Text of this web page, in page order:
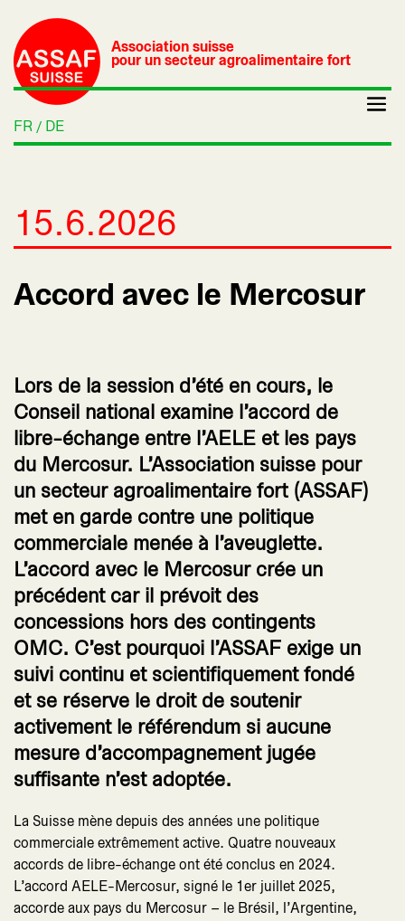
FR DE
Association suisse
pour un secteur agroalimentaire fort
15.6.2026
Accord avec le Mercosur
Lors de la session d’été en cours, le
Conseil national examine l’accord de
libre-échange entre l’AELE et les pays
du Mercosur. L’Association suisse pour
un secteur agroalimentaire fort (ASSAF)
met en garde contre une politique
commerciale menée à l’aveuglette.
L’accord avec le Mercosur crée un
précédent car il prévoit des
concessions hors des contingents
OMC. C’est pourquoi l’ASSAF exige un
suivi continu et scientifiquement fondé
et se réserve le droit de soutenir
activement le référendum si aucune
mesure d’accompagnement jugée
suffisante n’est adoptée.
La Suisse mène depuis des années une politique
commerciale extrêmement active. Quatre nouveaux
accords de libre-échange ont été conclus en 2024.
L’accord AELE-Mercosur, signé le 1er juillet 2025,
accorde aux pays du Mercosur – le Brésil, l’Argentine,